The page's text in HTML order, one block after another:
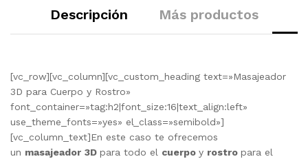
Descripción Más productos
[vc_row][vc_column][vc_custom_heading text=»Masajeador
3D para Cuerpo y Rostro»
font_container=»tag:h2|font_size:16|text_align:left»
use_theme_fonts=»yes» el_class=»semibold»]
[vc_column_text]En este caso te ofrecemos
un masajeador 3D para todo el cuerpo y rostro para el